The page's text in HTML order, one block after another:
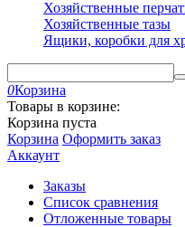
Хозяйственные
Хозяйственные тазы
Ящики, коробки для
0Корзина
Товары в корзине:
Корзина пуста
Корзина Оформить заказ
Аккаунт
Заказы
Список сравнения
Отложенные товары